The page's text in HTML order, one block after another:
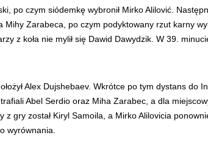
po czym siódemkę wybronił Mirko Alilović.
Mihy Zarabeca, po czym podyktowany rzut karny
z koła nie mylił się Dawid Dawydzik. W 39.
Alex Dujshebaev. Wkrótce po tym dystans
Abel Serdio oraz Miha Zarabec, a dla
gry został Kiryl Samoila, a Mirko Alilovicia
wyrównania.